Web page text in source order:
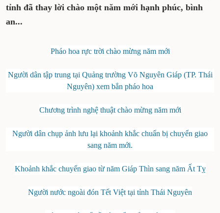
tỉnh đã thay lời chào một năm mới hạnh phúc, bình
an...
Pháo hoa rực trời chào mừng năm mới
Người dân tập trung tại Quảng trường Võ Nguyên Giáp (TP. Thái
Nguyên) xem bắn pháo hoa
Chương trình nghệ thuật chào mừng năm mới
Người dân chụp ảnh lưu lại khoảnh khắc chuẩn bị chuyển giao
sang năm mới.
Khoảnh khắc chuyển giao từ năm Giáp Thìn sang năm Ất Tỵ
Người nước ngoài đón Tết Việt tại tỉnh Thái Nguyên